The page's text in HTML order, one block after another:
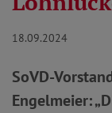
18.09.2024
SoVD-
Engelmeier: